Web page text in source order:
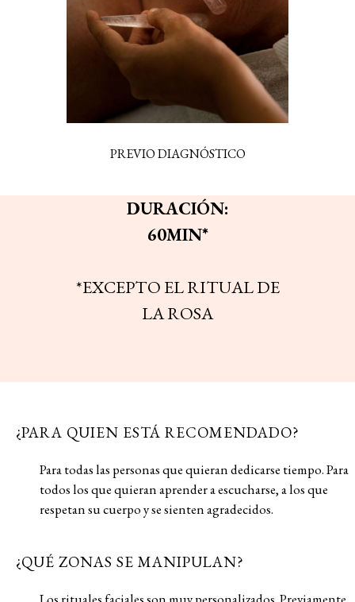
PREVIO DIAGNÓSTICO
DURACIÓN:
60MIN*
*EXCEPTOELRITUALDE
LAROSA
¿PARA QUIEN ESTÁ RECOMENDADO?
Paratodaslas personasquequierandedicarse tiempo.Para
todoslosquequieranaprenderaescucharse,alosque
respetansucuerpoysesientenagradecidos.
¿QUÉ ZONAS SE MANIPULAN?